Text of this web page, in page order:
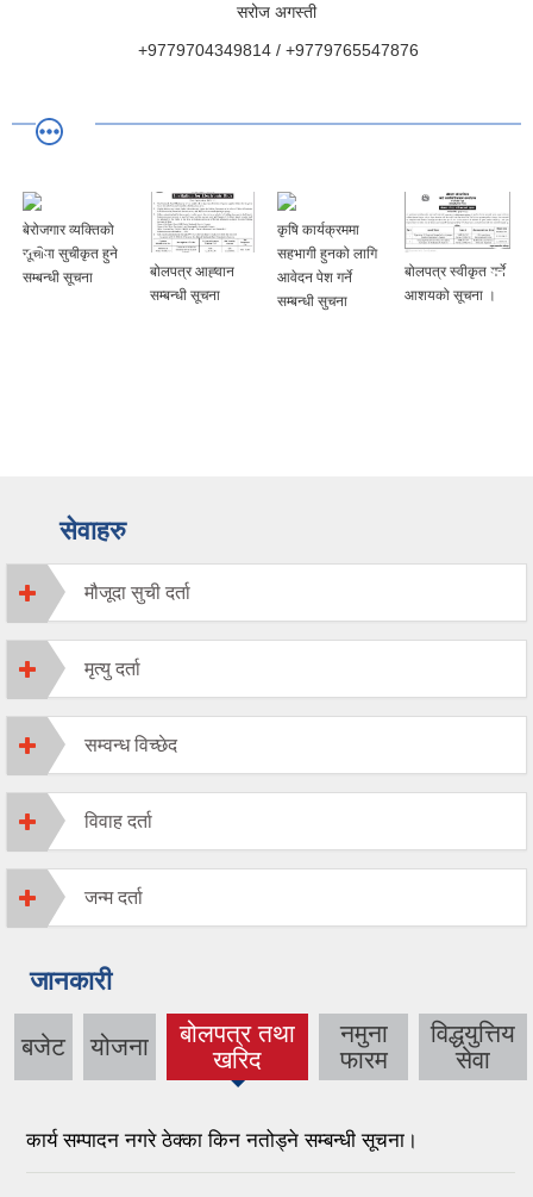
सरोज अगस्ती
+9779704349814 / +9779765547876
बेरोजगार व्यक्तिको
सूचीमा सुचीकृत हुने
सम्बन्धी सूचना
बोलपत्र आह्‍वान
सम्बन्धी सूचना
कृषि कार्यक्रममा
सहभागी हुनको लागि
आवेदन पेश गर्ने
सम्बन्धी सुचना
बोलपत्र स्वीकृत गर्ने
आशयको सूचना ।
सेवाहरु
मौजूदा सुची दर्ता
मृत्यु दर्ता
सम्वन्ध विच्छेद
विवाह दर्ता
जन्म दर्ता
जानकारी
बजेट योजना
बोलपत्र तथा
खरिद
(active tab)
नमुना
फारम
विद्धयुत्तिय
सेवा
कार्य सम्पादन नगरे ठेक्का किन नतोड्ने सम्बन्धी सूचना।